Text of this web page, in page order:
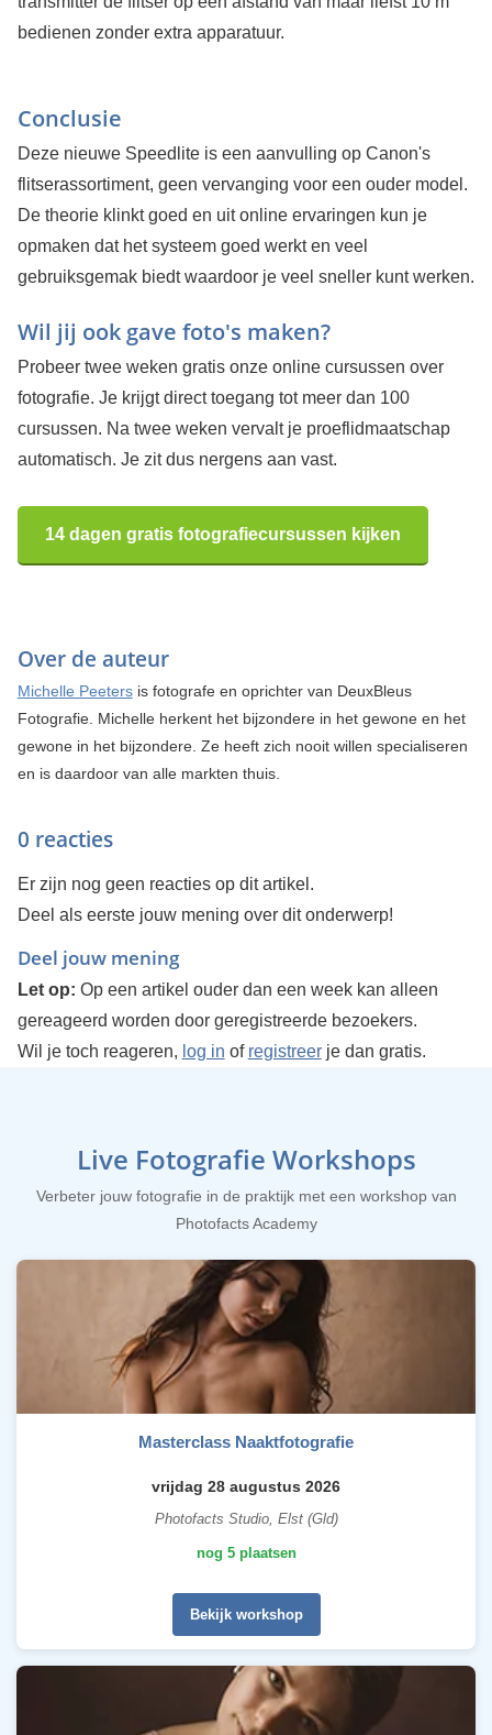
bedienen zonder extra apparatuur.
Conclusie
Deze nieuwe Speedlite is een aanvulling op Canon's
flitserassortiment, geen vervanging voor een ouder model.
De theorie klinkt goed en uit online ervaringen kun je
opmaken dat het systeem goed werkt en veel
gebruiksgemak biedt waardoor je veel sneller kunt werken.
Wil jij ook gave foto's maken?
Probeer twee weken gratis onze online cursussen over
fotografie. Je krijgt direct toegang tot meer dan 100
cursussen. Na twee weken vervalt je proeflidmaatschap
automatisch. Je zit dus nergens aan vast.
14 dagen gratis fotografiecursussen kijken
Over de auteur
Michelle Peetersis fotografe en oprichter van DeuxBleus
Fotografie. Michelle herkent het bijzondere in het gewone en het
gewone in het bijzondere. Ze heeft zich nooit willen specialiseren
en is daardoor van alle markten thuis.
0 reacties
Er zijn nog geen reacties op dit artikel.
Deel als eerste jouw mening over dit onderwerp!
Deel jouw mening
Let op: Op een artikel ouder dan een week kan alleen
gereageerd worden door geregistreerde bezoekers.
Wil je toch reageren, log in of registreerje dan gratis.
Live Fotografie Workshops
Verbeter jouw fotografie in de praktijk met een workshop van
Photofacts Academy
Masterclass Naaktfotografie
vrijdag 28 augustus 2026
Photofacts Studio, Elst (Gld)
nog 5 plaatsen
Bekijk workshop